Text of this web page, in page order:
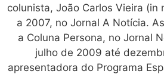
colunista, João Carlos Vieira (in
a 2007, no Jornal A Notícia.
a Coluna Persona, no Jornal
julho de 2009 até
apresentadora do Programa